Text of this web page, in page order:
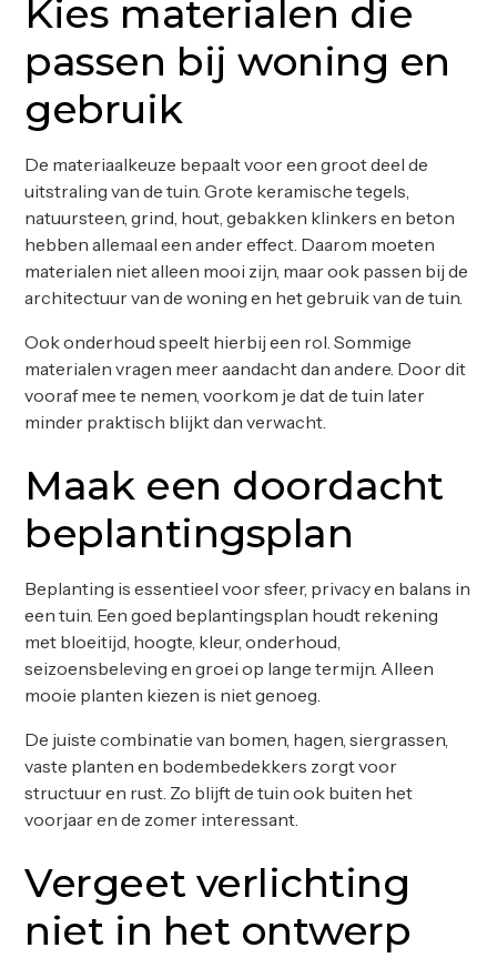
Kies materialen die
passen bij woning en
gebruik
De materiaalkeuze bepaalt voor een groot deel de
uitstraling van de tuin. Grote keramische tegels,
natuursteen, grind, hout, gebakken klinkers en beton
hebben allemaal een ander effect. Daarom moeten
materialen niet alleen mooi zijn, maar ook passen bij de
architectuur van de woning en het gebruik van de tuin.
Ook onderhoud speelt hierbij een rol. Sommige
materialen vragen meer aandacht dan andere. Door dit
vooraf mee te nemen, voorkom je dat de tuin later
minder praktisch blijkt dan verwacht.
Maak een doordacht
beplantingsplan
Beplanting is essentieel voor sfeer, privacy en balans in
een tuin. Een goed beplantingsplan houdt rekening
met bloeitijd, hoogte, kleur, onderhoud,
seizoensbeleving en groei op lange termijn. Alleen
mooie planten kiezen is niet genoeg.
De juiste combinatie van bomen, hagen, siergrassen,
vaste planten en bodembedekkers zorgt voor
structuur en rust. Zo blijft de tuin ook buiten het
voorjaar en de zomer interessant.
Vergeet verlichting
niet in het ontwerp